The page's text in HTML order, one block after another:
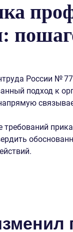
России №
подход к
требований